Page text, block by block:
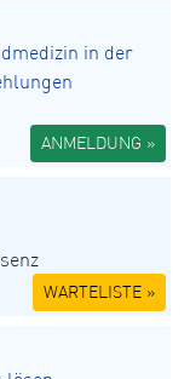
in der
ANMELDUNG »
WARTELISTE »